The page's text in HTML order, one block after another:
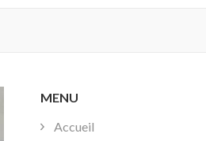
MENU
Accueil